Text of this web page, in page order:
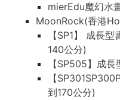
mierEdu魔幻水
MoonRock(香港
【SP1】 成長
140公分)
【SP505】成
【
到170公分)